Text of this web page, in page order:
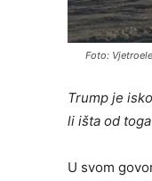
Foto:
Trump je
li išta od
U svom